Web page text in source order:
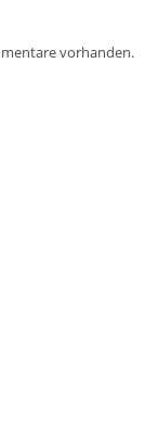
vorhanden.